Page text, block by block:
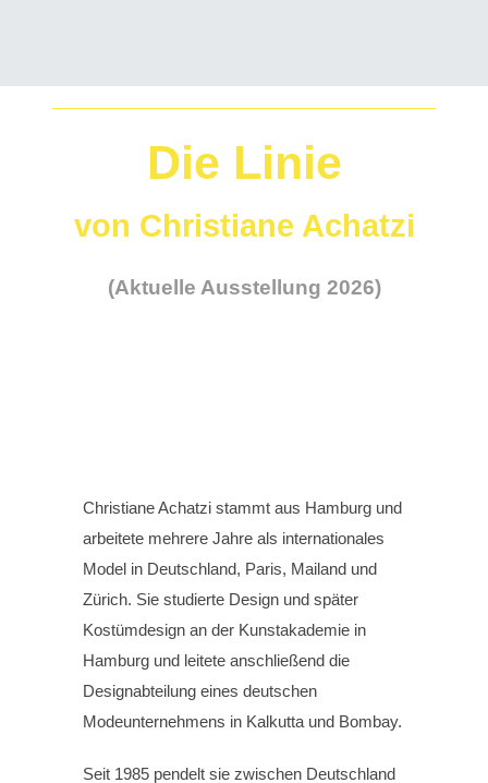
Die Linie
von Christiane Achatzi
(Aktuelle Ausstellung 2026)
Christiane Achatzi stammt aus Hamburg und
arbeitete mehrere Jahre als internationales
Model in Deutschland, Paris, Mailand und
Zürich. Sie studierte Design und später
Kostümdesign an der Kunstakademie in
Hamburg und leitete anschließend die
Designabteilung eines deutschen
Modeunternehmens in Kalkutta und Bombay.
Seit 1985 pendelt sie zwischen Deutschland